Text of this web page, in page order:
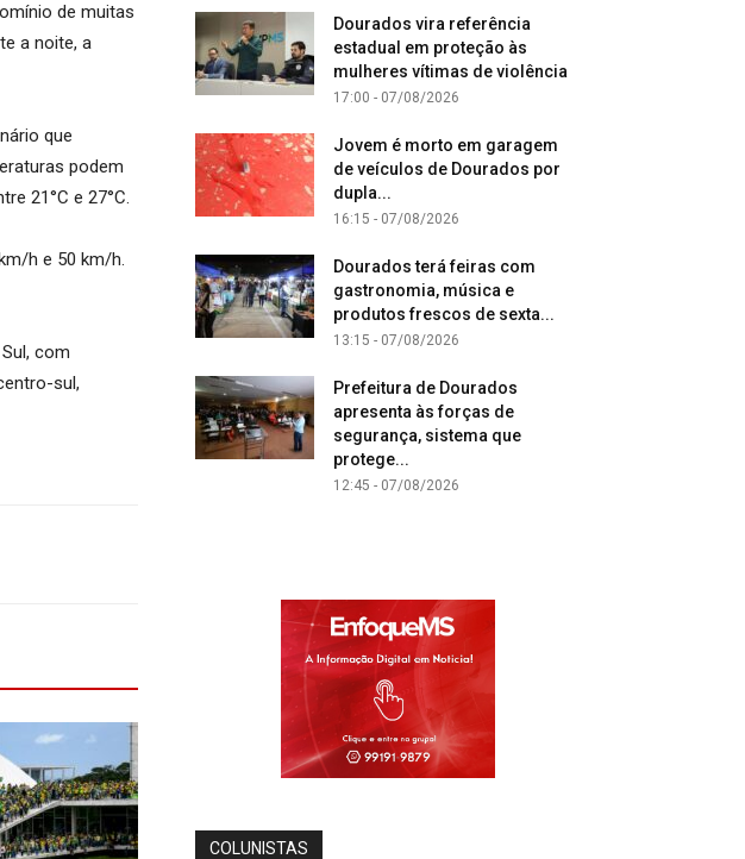
de muitas
a noite, a
que
podem
21°C e 27°C.
h e 50 km/h.
com
sul,
Dourados vira referência
estadual em proteção às
mulheres vítimas de violência
17:00 - 07/08/2026
Jovem é morto em garagem
de veículos de Dourados por
dupla...
16:15 - 07/08/2026
Dourados terá feiras com
gastronomia, música e
produtos frescos de sexta...
13:15 - 07/08/2026
Prefeitura de Dourados
apresenta às forças de
segurança, sistema que
protege...
12:45 - 07/08/2026
COLUNISTAS